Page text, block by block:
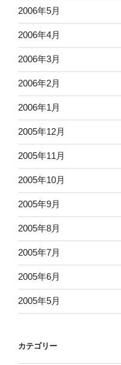
2006年5月
2006年4月
2006年3月
2006年2月
2006年1月
2005年12月
2005年11月
2005年10月
2005年9月
2005年8月
2005年7月
2005年6月
2005年5月
カテゴリー